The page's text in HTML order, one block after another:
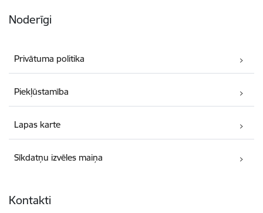
Noderīgi
Privātuma politika
Piekļūstamība
Lapas karte
Sīkdatņu izvēles maiņa
Kontakti